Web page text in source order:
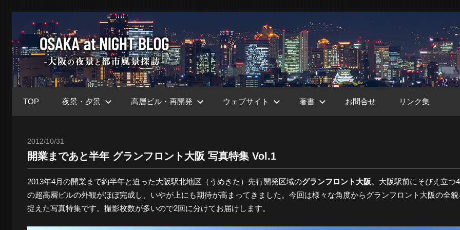
テ
ン
ツ
へ
大
阪
Night
ブ
TOP 夜景・夕景 高層ビル・再開発 ウェブサイト 著書 お問合せ リンク集
2012/10/31
開業まであと半年 グランフロント大阪 写真特集 Vol.1
2013年4月の開業まで約半年と迫った大阪駅北地区（うめきた）先行開発区域のグランフロント大阪。大阪駅前にそびえ立つ
の超高層ビルの外観がほぼ完成し、いやが上にも期待が高まってきました。今回は様々な角度からグランフロント大阪の全貌
捉えた写真特集です。撮影枚数が多いので2回に分けてお届けします。